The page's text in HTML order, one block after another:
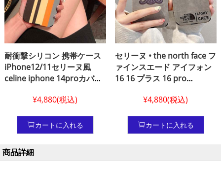
耐衝撃シリコン 携帯ケース
iPhone12/11セリーヌ風
celine iphone 14proカバー
ケース安い セリーヌ風 アイ
カバー 偽物 iPhone 7 plus
カバー
¥4,880(税込)
カートに入れる
セリーヌ • the north face フ
ァインスエード アイフォン
16 16 プラス 16 pro
¥4,880(税込)
カートに入れる
商品詳細